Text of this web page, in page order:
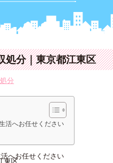
処分｜東京都江東区
分
活へお任せください
へお任せください